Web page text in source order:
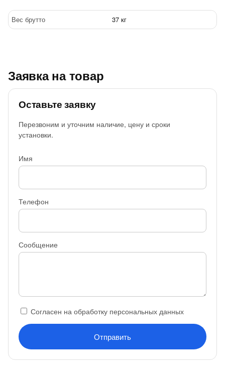
Вес брутто 37 кг
Заявка на товар
Оставьте заявку
Перезвоним и уточним наличие, цену и сроки
установки.
Имя
Телефон
Сообщение
Согласен на обработку персональных данных
Отправить